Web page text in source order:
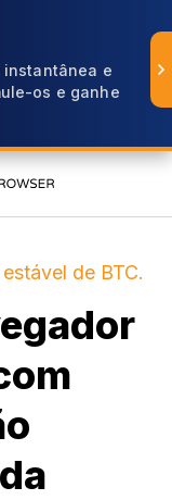
instantânea e
os e ganhe
de BTC.